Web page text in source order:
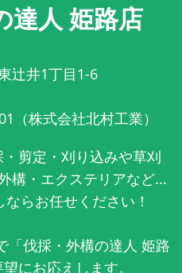
達人 姫路店
辻井1丁目1-6
（株式会社北村工業）
剪定・刈り込みや草刈
構・エクステリアなど...
らお任せください！
「伐採・外構の達人 姫路
にお応えします。